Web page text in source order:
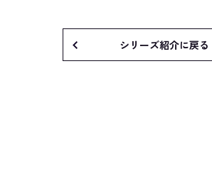
シリーズ紹介に戻る